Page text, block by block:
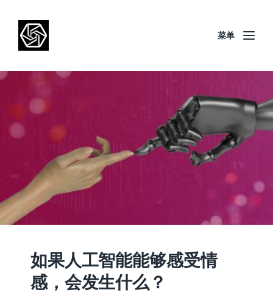
菜单
如果人工智能能够感受情
感，会发生什么？